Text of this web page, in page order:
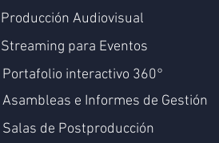
Producción Audiovisual
Streaming para Eventos
Portafolio interactivo 360°
Asambleas e Informes de Gestión
Salas de Postproducción